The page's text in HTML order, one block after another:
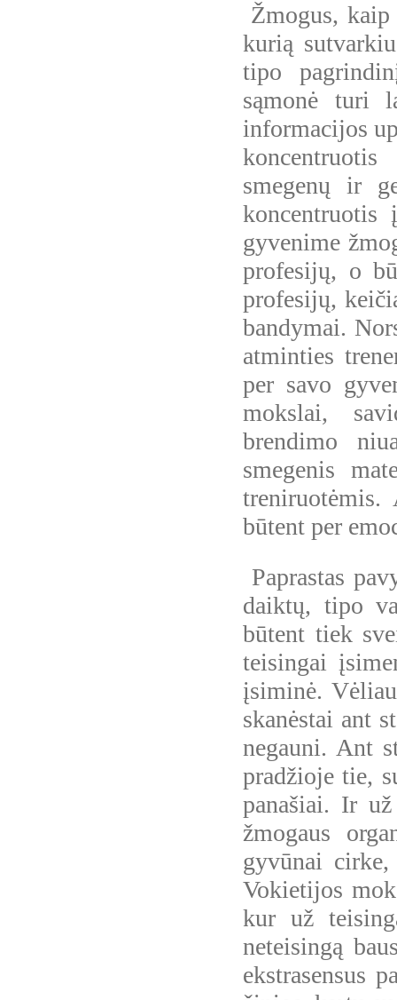
Žmogus,
kurią
tipo
sąmonė turi
informacijos
smegenų ir
gyvenime
profesijų, o
profesijų,
bandymai.
atminties
per savo
mokslai,
brendimo
smegenis
būtent per
Paprastas
daiktų, tipo
būtent tiek
teisingai
įsiminė.
skanėstai ant
negauni. Ant
pradžioje tie,
panašiai. Ir
žmogaus
gyvūnai
Vokietijos
kur už
neteisingą
ekstrasensus